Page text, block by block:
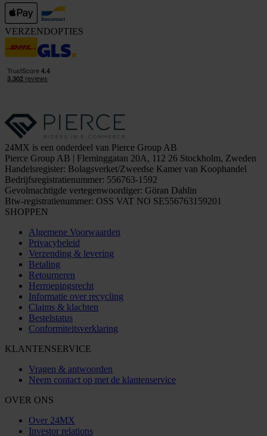
VERZENDOPTIES
24MX is een onderdeel van Pierce Group AB
Pierce Group AB | Fleminggatan 20A, 112 26 Stockholm, Zweden
Handelsregister: Bolagsverket/Zweedse Kamer van Koophandel
Bedrijfsregistratienummer: 556763-1592
Gevolmachtigde vertegenwoordiger: Göran Dahlin
Btw-registratienummer: OSS VAT NO SE556763159201
SHOPPEN
Algemene Voorwaarden
Privacybeleid
Verzending & levering
Betaling
Retourneren
Herroepingsrecht
Informatie over recycling
Claims & klachten
Bestelstatus
Conformiteitsverklaring
KLANTENSERVICE
Vragen & antwoorden
Neem contact op met de klantenservice
OVER ONS
Over 24MX
Investor relations